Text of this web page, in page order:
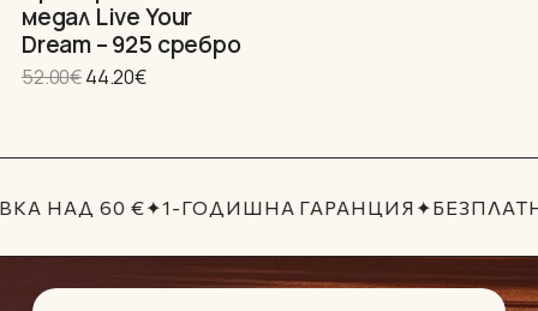
медал Live Your
Dream – 925 сребро
52.00€Original
52.00€.
44.20€Текущата
44.20€.
НАД 60 €✦1-ГОДИШНА ГАРАНЦИЯ✦